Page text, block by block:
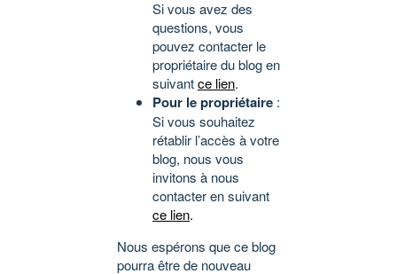
Si vous avez des
questions, vous
pouvez contacter le
propriétaire du blog en
suivantce lien.
Pour le propriétaire :
Si vous souhaitez
rétablir l’accès à votre
blog, nous vous
invitons à nous
contacter en suivant
ce lien.
Nous espérons que ce blog
pourra être de nouveau